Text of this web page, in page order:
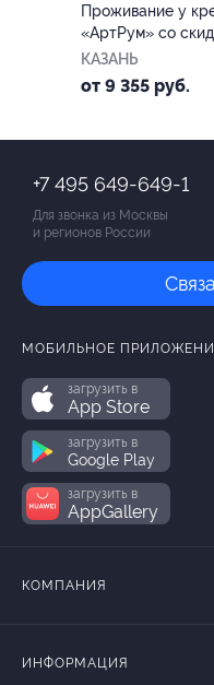
Проживание у
«AртРум» со
КАЗАНЬ
от 9 355 руб.
+7 495 649-649-1
Для звонка из Москвы
и регионов России
МОБИЛЬНОЕ
загрузить в
App Store
загрузить в
Google Play
загрузить в
AppGallery
КОМПАНИЯ
ИНФОРМАЦИЯ